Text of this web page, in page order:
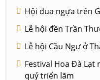
Hội đua ngựa trên
Lễ hội đền Trần
Lễ hội Cầu Ngư ở
Festival Hoa Đà Lạt
quý triển lãm